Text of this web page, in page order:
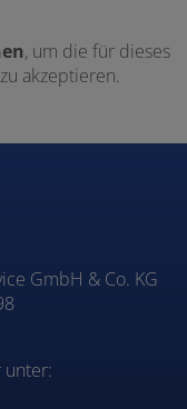
, um die für dieses
akzeptieren.
GmbH & Co. KG
unter: